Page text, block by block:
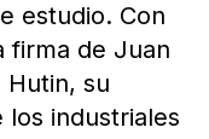
estudio. Con
firma de Juan
Hutin, su
industriales